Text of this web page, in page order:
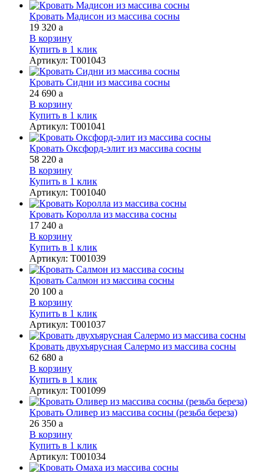
Кровать Мадисон из массива сосны
19 320 a
В корзину
Купить в 1 клик
Артикул: Т001043
Кровать Сидни из массива сосны
24 690 a
В корзину
Купить в 1 клик
Артикул: Т001041
Кровать Оксфорд-элит из массива сосны
58 220 a
В корзину
Купить в 1 клик
Артикул: Т001040
Кровать Королла из массива сосны
17 240 a
В корзину
Купить в 1 клик
Артикул: Т001039
Кровать Салмон из массива сосны
20 100 a
В корзину
Купить в 1 клик
Артикул: Т001037
Кровать двухъярусная Салермо из массива сосны
62 680 a
В корзину
Купить в 1 клик
Артикул: Т001099
Кровать Оливер из массива сосны (резьба береза)
26 350 a
В корзину
Купить в 1 клик
Артикул: Т001034